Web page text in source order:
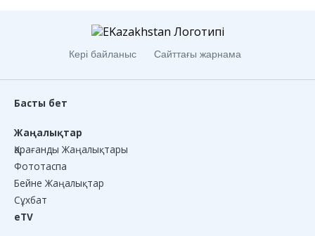
Кері байланыс Сайттағы жарнама
Басты бет
Жаңалықтар
Қарағанды Жаңалықтары
Фототаспа
Бейне Жаңалықтар
Сұхбат
eTV